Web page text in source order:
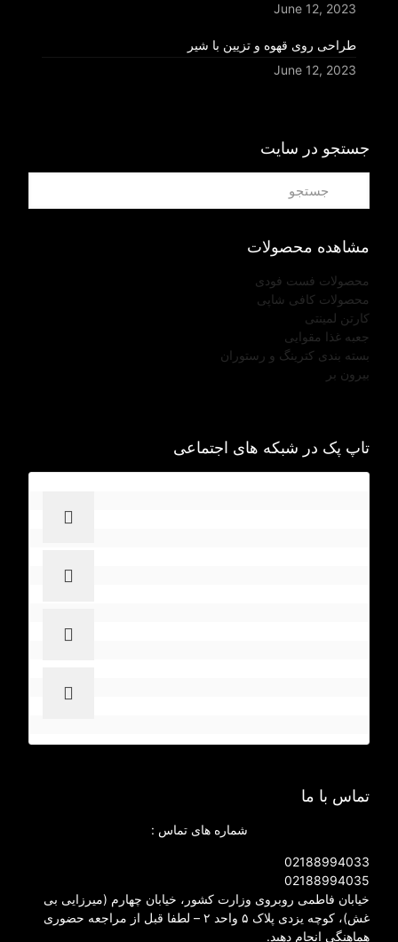
June 12, 2023
طراحی روی قهوه و تزیین با شیر
June 12, 2023
جستجو در سایت
مشاهده محصولات
محصولات فست فودی
محصولات کافی شاپی
کارتن لمینتی
جعبه غذا مقوایی
بسته بندی کترینگ و رستوران
بیرون بر
تاپ پک در شبکه های اجتماعی
تماس با ما
شماره های تماس :
02188994033
02188994035
خیابان فاطمی روبروی وزارت کشور، خیابان چهارم (میرزایی بی
غش)، کوچه یزدی پلاک ۵ واحد ۲ – لطفا قبل از مراجعه حضوری
هماهنگی انجام دهید.